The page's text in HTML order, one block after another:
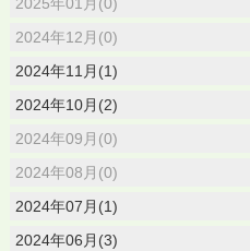
2024年12月(0)
2024年11月(1)
2024年10月(2)
2024年09月(0)
2024年08月(0)
2024年07月(1)
2024年06月(3)